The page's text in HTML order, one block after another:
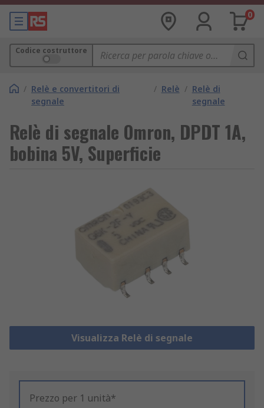
0
Codice costruttore
/ Relè e convertitori di
segnale
/ Relè / Relè di
segnale
Relè di segnale Omron, DPDT 1A,
bobina 5V, Superficie
Visualizza Relè di segnale
Prezzo per 1 unità*